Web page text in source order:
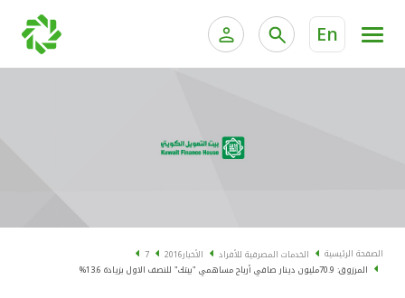
En
الخدمات المصرفية الإلكترونية للشركات
البطاقات
"برامج العملاء"
الصفحة الرئيسية الخدمات المصرفية للأفراد الأخبار2016
7
المرزوق: 70.9مليون دينار صافي أرباح مساهمي "بيتك" للنصف الاول بزيادة 13.6%